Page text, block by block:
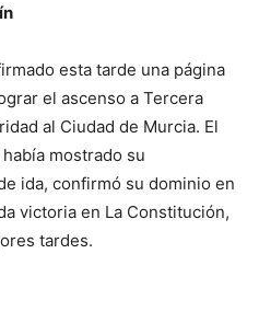
esta tarde una página
el ascenso a Tercera
al Ciudad de Murcia. El
mostrado su
ida, confirmó su dominio en
victoria en La Constitución,
tardes.